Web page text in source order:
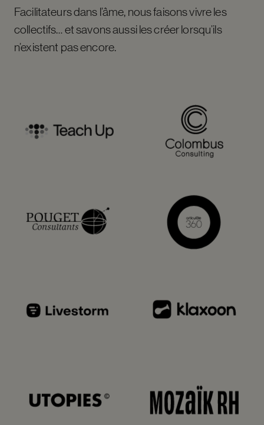
Facilitateurs dans l’âme, nous faisons vivre les
collectifs… et savons aussi les créer lorsqu’ils
n’existent pas encore.